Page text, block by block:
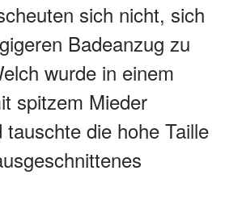
sich nicht, sich
Badeanzug zu
wurde in einem
spitzem Mieder
die hohe Taille